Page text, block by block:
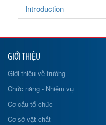
Introduction
GIỚI THIỆU
Giới thiệu về trường
Chức năng - Nhiệm vụ
Cơ cấu tổ chức
Cơ sở vật chất